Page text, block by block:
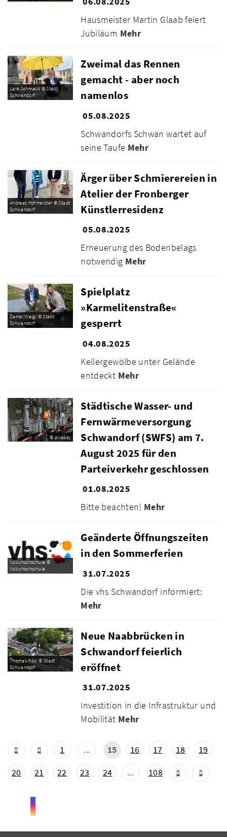
Hausmeister Martin Glaab feiert
Jubiläum Mehr
Lara Schmaus © Stadt
Schwandorf
Zweimal das Rennen
gemacht - aber noch
namenlos
05.08.2025
Schwandorfs Schwan wartet auf
seine Taufe Mehr
Andreas Hofmeister © Stadt
Schwandorf
Ärger über Schmierereien in
Atelier der Fronberger
Künstlerresidenz
05.08.2025
Erneuerung des Bodenbelags
notwendig Mehr
Daniel Weigl © Stadt
Schwandorf
Spielplatz
»Karmelitenstraße«
gesperrt
04.08.2025
Kellergewölbe unter Gelände
entdeckt Mehr
© pixabay
Städtische Wasser- und
Fernwärmeversorgung
Schwandorf (SWFS) am 7.
August 2025 für den
Parteiverkehr geschlossen
01.08.2025
Bitte beachten! Mehr
Volkshochschule ©
Volkshochschule
Geänderte Öffnungszeiten
in den Sommerferien
31.07.2025
Die vhs Schwandorf informiert:
Mehr
Thomas Hösl © Stadt
Schwandorf
Neue Naabbrücken in
Schwandorf feierlich
eröffnet
31.07.2025
Investition in die Infrastruktur und
Mobilität Mehr
1 ... 15 16 17 18
19
20
21 22 23 24 ... 108